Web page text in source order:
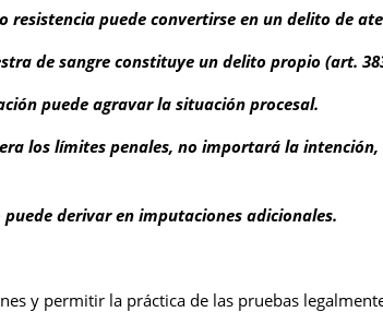
resistencia puede convertirse en un delito de
de sangre constituye un delito propio (art.
puede agravar la situación procesal.
los límites penales, no importará la
derivar en imputaciones adicionales.
y permitir la práctica de las pruebas